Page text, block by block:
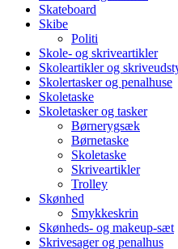
Skateboard
Skibe
Politi
Skole- og skriveartikler
Skoleartikler og
Skolertasker og penalhuse
Skoletaske
Skoletasker og tasker
Børnerygsæk
Børnetaske
Skoletaske
Skriveartikler
Trolley
Skønhed
Smykkeskrin
Skønheds- og makeup-sæt
Skrivesager og penalhus